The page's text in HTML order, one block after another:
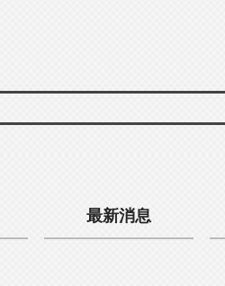
最新消息